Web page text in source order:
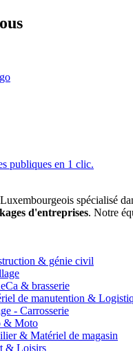
spécialisé
d'entreprises. Notre
& génie civil
& brasserie
de manutention &
- Carrosserie
& Moto
& Matériel de magasin
& Loisirs